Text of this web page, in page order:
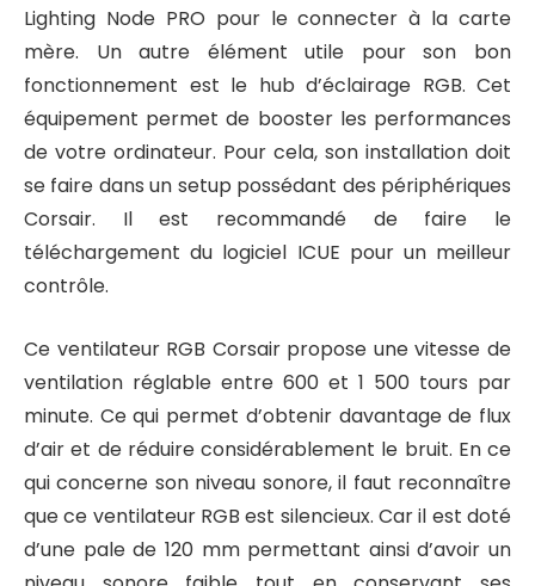
Lighting Node PRO pour le connecter à la carte
mère. Un autre élément utile pour son bon
fonctionnement est le hub d’éclairage RGB. Cet
équipement permet de booster les performances
de votre ordinateur. Pour cela, son installation doit
se faire dans un setup possédant des périphériques
Corsair. Il est recommandé de faire le
téléchargement du logiciel ICUE pour un meilleur
contrôle.
Ce ventilateur RGB Corsair propose une vitesse de
ventilation réglable entre 600 et 1 500 tours par
minute. Ce qui permet d’obtenir davantage de flux
d’air et de réduire considérablement le bruit. En ce
qui concerne son niveau sonore, il faut reconnaître
que ce ventilateur RGB est silencieux. Car il est doté
d’une pale de 120 mm permettant ainsi d’avoir un